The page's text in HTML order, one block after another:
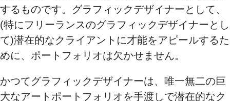
するものです。グラフィックデザイナーとして、
(特にフリーランスのグラフィックデザイナーとし
て)潜在的なクライアントに才能をアピールするた
めに、ポートフォリオは欠かせません。
かつてグラフィックデザイナーは、唯一無二の巨
大なアートポートフォリオを手渡しで潜在的なク